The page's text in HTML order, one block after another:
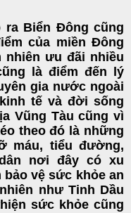
ra Biển Đông cũng
của miền Đông
nhiên ưu đãi nhiều
là điểm đến lý
gia nước ngoài
tế và đời sống
Vũng Tàu cũng vì
theo đó là những
máu, tiểu đường,
nơi đây có xu
vệ sức khỏe an
như Tinh Dầu
sức khỏe cũng